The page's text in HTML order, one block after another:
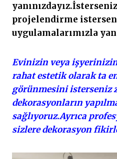
projelendirme
uygulamalarımızla
Evinizin veya
rahat estetik olarak ta
görünmesini isterseniz
dekorasyonların
sağlıyoruz.Ayrıca
sizlere dekorasyon